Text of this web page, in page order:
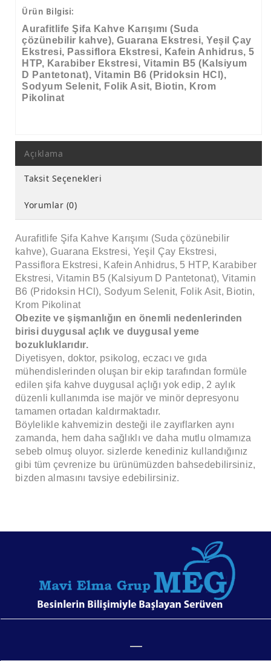
Ürün Bilgisi:
Aurafitlife Şifa Kahve Karışımı (Suda
çözünebilir kahve), Guarana Ekstresi, Yeşil Çay
Ekstresi, Passiflora Ekstresi, Kafein Anhidrus, 5
HTP, Karabiber Ekstresi, Vitamin B5 (Kalsiyum
D Pantetonat), Vitamin B6 (Pridoksin HCl),
Sodyum Selenit, Folik Asit, Biotin, Krom
Pikolinat
Açıklama
Taksit Seçenekleri
Yorumlar (0)
Aurafitlife Şifa Kahve Karışımı (Suda çözünebilir
kahve), Guarana Ekstresi, Yeşil Çay Ekstresi,
Passiflora Ekstresi, Kafein Anhidrus, 5 HTP, Karabiber
Ekstresi, Vitamin B5 (Kalsiyum D Pantetonat), Vitamin
B6 (Pridoksin HCl), Sodyum Selenit, Folik Asit, Biotin,
Krom Pikolinat
Obezite ve şişmanlığın en önemli nedenlerinden
birisi duygusal açlık ve duygusal yeme
bozukluklarıdır.
Diyetisyen, doktor, psikolog, eczacı ve gıda
mühendislerinden oluşan bir ekip tarafından formüle
edilen şifa kahve duygusal açlığı yok edip, 2 aylık
düzenli kullanımda ise majör ve minör depresyonu
tamamen ortadan kaldırmaktadır.
Böylelikle kahvemizin desteği ile zayıflarken aynı
zamanda, hem daha sağlıklı ve daha mutlu olmamıza
sebeb olmuş oluyor. sizlerde kenediniz kullandığınız
gibi tüm çevrenize bu ürünümüzden bahsedebilirsiniz,
bizden almasını tavsiye edebilirsiniz.